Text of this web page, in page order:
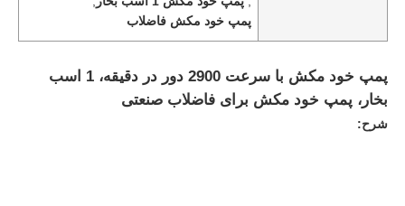
پمپ خود مکش فاضلاب
پمپ خود مکش با سرعت 2900 دور در دقیقه، 1 اسب
بخار، پمپ خود مکش برای فاضلاب صنعتی
شرح: